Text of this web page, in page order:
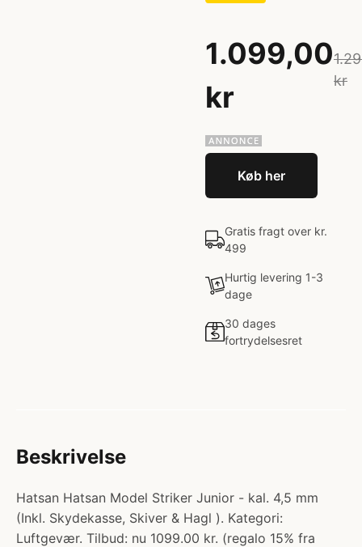
1.099,00
kr
kr
Køb her
Gratis fragt over kr.
499
Hurtig levering 1-3
dage
30 dages
fortrydelsesret
Beskrivelse
Hatsan Hatsan Model Striker Junior - kal. 4,5 mm
(Inkl. Skydekasse, Skiver & Hagl ). Kategori:
Luftgevær. Tilbud: nu 1099.00 kr. (regalo 15% fra